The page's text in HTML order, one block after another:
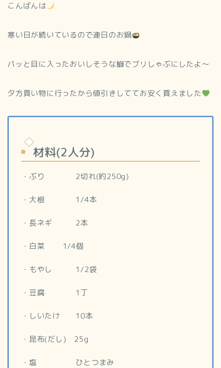
こんばんは
寒い日が続いているので連日のお鍋
パッと目に入ったおいしそうな鰤でブリしゃぶにしたよ～
夕方買い物に行ったから値引きしててお安く買えました
材料(2人分)
・ぶり 2切れ(約250g)
・大根 1/4本
・長ネギ 2本
・白菜 1/4個
・もやし 1/2袋
・豆腐 1丁
・しいたけ 10本
・昆布(だし) 25g
・塩 ひとつまみ